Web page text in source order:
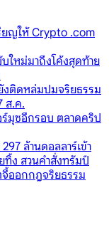
ยญให้ Crypto .com
ใหม่มาถึงโค้งสุดท้าย
งติดหล่มปมจริยธรรม
ส.ค.
มุซอีกรอบ ตลาดคริป
ล้านดอลลาร์เข้า
ทิ้ง สวนคำสั่งทรัมป์
จี้ออกกฎจริยธรรม